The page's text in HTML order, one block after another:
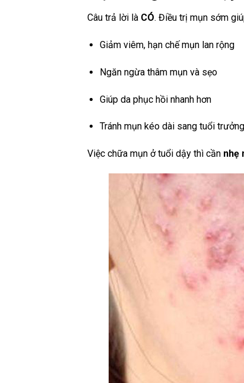
Câu trả lời là CÓ. Điều trị mụn sớm
Giảm viêm, hạn chế mụn lan rộng
Ngăn ngừa thâm mụn và sẹo
Giúp da phục hồi nhanh hơn
Tránh mụn kéo dài sang tuổi
Việc chữa mụn ở tuổi dậy thì cần nhẹ